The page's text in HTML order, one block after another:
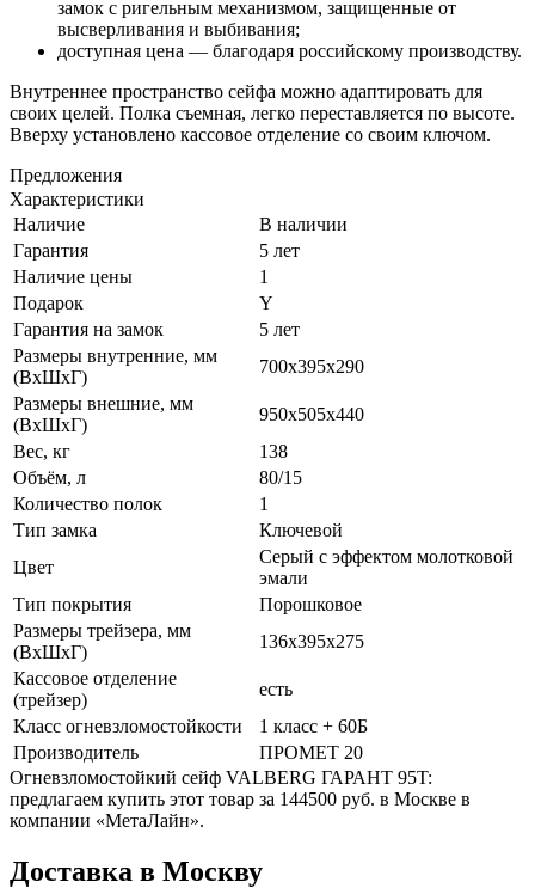
замок с ригельным механизмом, защищенные от
высверливания и выбивания;
доступная цена — благодаря российскому производству.
Внутреннее пространство сейфа можно адаптировать для
своих целей. Полка съемная, легко переставляется по высоте.
Вверху установлено кассовое отделение со своим ключом.
Предложения
Характеристики
Наличие
В наличии
Гарантия
5 лет
Наличие цены
1
Подарок
Y
Гарантия на замок
5 лет
Размеры внутренние, мм
(ВхШхГ)
700x395x290
Размеры внешние, мм
(ВхШхГ)
950x505x440
Вес, кг
138
Объём, л
80/15
Количество полок
1
Тип замка
Ключевой
Цвет
Серый с эффектом молотковой
эмали
Тип покрытия
Порошковое
Размеры трейзера, мм
(ВхШхГ)
136x395x275
Кассовое отделение
(трейзер)
есть
Класс огневзломостойкости
1 класс + 60Б
Производитель
ПРОМЕТ 20
Огневзломостойкий сейф VALBERG ГАРАНТ 95T:
предлагаем купить этот товар за 144500 руб. в Москве в
компании «МетаЛайн».
Доставка в Москву